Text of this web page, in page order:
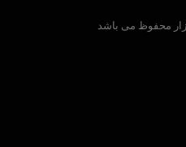
محفوظ می باشد